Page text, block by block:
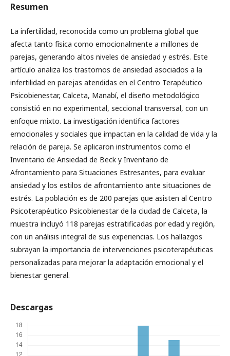
Resumen
La infertilidad, reconocida como un problema global que
afecta tanto física como emocionalmente a millones de
parejas, generando altos niveles de ansiedad y estrés. Este
artículo analiza los trastornos de ansiedad asociados a la
infertilidad en parejas atendidas en el Centro Terapéutico
Psicobienestar, Calceta, Manabí, el diseño metodológico
consistió en no experimental, seccional transversal, con un
enfoque mixto. La investigación identifica factores
emocionales y sociales que impactan en la calidad de vida y la
relación de pareja. Se aplicaron instrumentos como el
Inventario de Ansiedad de Beck y Inventario de
Afrontamiento para Situaciones Estresantes, para evaluar
ansiedad y los estilos de afrontamiento ante situaciones de
estrés. La población es de 200 parejas que asisten al Centro
Psicoterapéutico Psicobienestar de la ciudad de Calceta, la
muestra incluyó 118 parejas estratificadas por edad y región,
con un análisis integral de sus experiencias. Los hallazgos
subrayan la importancia de intervenciones psicoterapéuticas
personalizadas para mejorar la adaptación emocional y el
bienestar general.
Descargas